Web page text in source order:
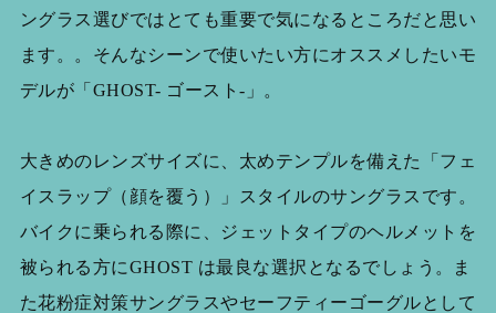
ングラス選びではとても重要で気になるところだと思い
ます。。そんなシーンで使いたい方にオススメしたいモ
デルが「GHOST- ゴースト-」。
大きめのレンズサイズに、太めテンプルを備えた「フェ
イスラップ（顔を覆う）」スタイルのサングラスです。
バイクに乗られる際に、ジェットタイプのヘルメットを
被られる方にGHOST は最良な選択となるでしょう。ま
た花粉症対策サングラスやセーフティーゴーグルとして